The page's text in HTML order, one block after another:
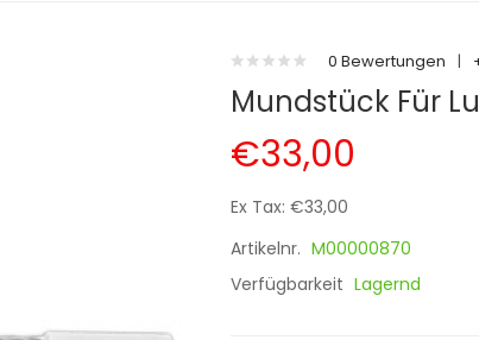
0 Bewertungen |
Mundstück Für
€33,00
Ex Tax: €33,00
Artikelnr. M00000870
Verfügbarkeit Lagernd